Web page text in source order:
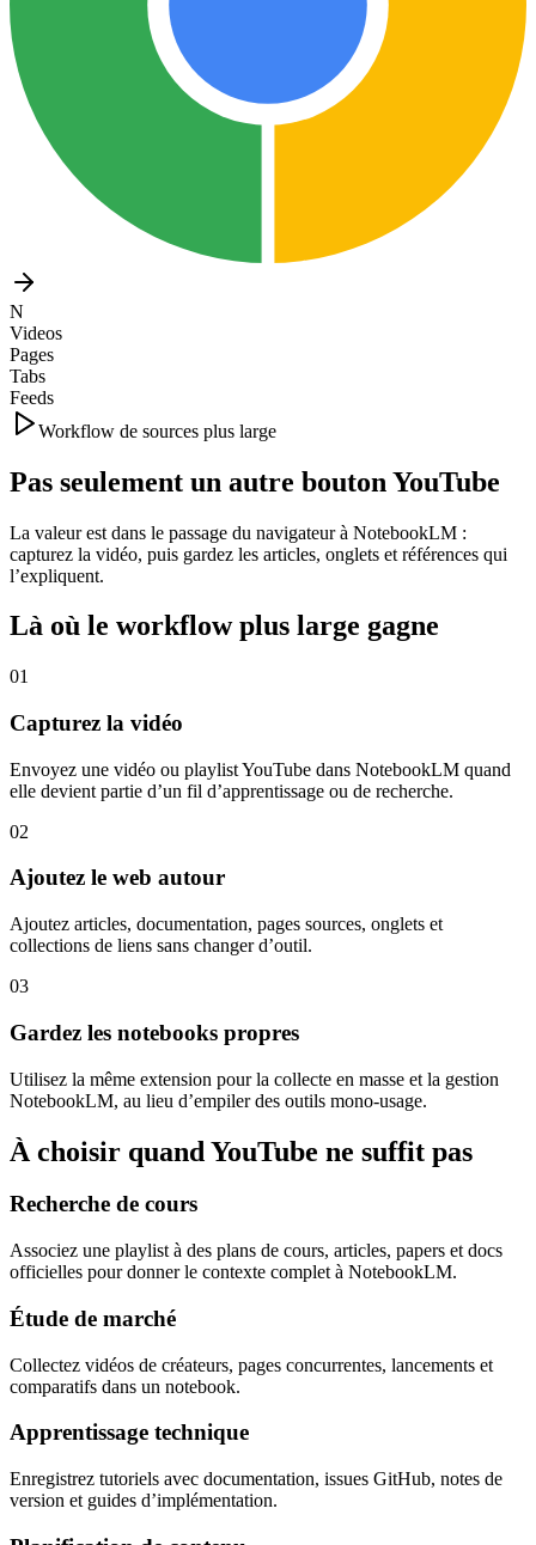
N
Videos
Pages
Tabs
Feeds
Workflow de sources plus large
Pas seulement un autre bouton YouTube
La valeur est dans le passage du navigateur à NotebookLM :
capturez la vidéo, puis gardez les articles, onglets et références qui
l’expliquent.
Là où le workflow plus large gagne
01
Capturez la vidéo
Envoyez une vidéo ou playlist YouTube dans NotebookLM quand
elle devient partie d’un fil d’apprentissage ou de recherche.
02
Ajoutez le web autour
Ajoutez articles, documentation, pages sources, onglets et
collections de liens sans changer d’outil.
03
Gardez les notebooks propres
Utilisez la même extension pour la collecte en masse et la gestion
NotebookLM, au lieu d’empiler des outils mono-usage.
À choisir quand YouTube ne suffit pas
Recherche de cours
Associez une playlist à des plans de cours, articles, papers et docs
officielles pour donner le contexte complet à NotebookLM.
Étude de marché
Collectez vidéos de créateurs, pages concurrentes, lancements et
comparatifs dans un notebook.
Apprentissage technique
Enregistrez tutoriels avec documentation, issues GitHub, notes de
version et guides d’implémentation.